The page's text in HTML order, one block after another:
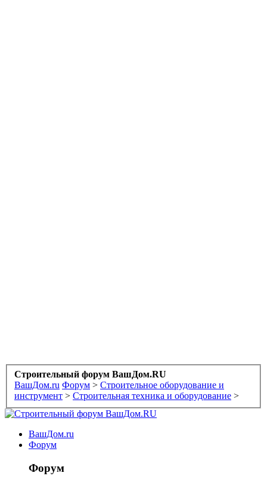
Строительный форум ВашДом.RU
ВашДом.ru Форум > Строительное оборудование и
инструмент > Строительная техника и оборудование >
ВашДом.ru
Форум
Форум